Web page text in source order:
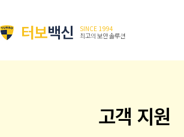
터보백신
SINCE 1994
최고의 보안 솔루션
고객 지원